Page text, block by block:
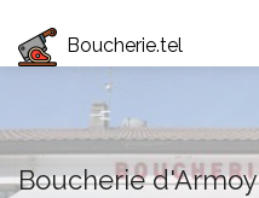
Boucherie.tel
Boucherie